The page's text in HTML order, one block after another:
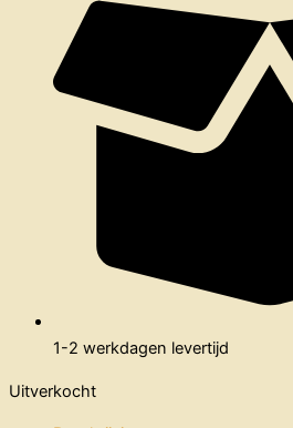
1-2 werkdagen levertijd
Uitverkocht